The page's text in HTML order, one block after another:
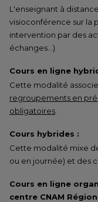
L'enseignant à
visioconférence sur la
intervention par des
échanges…)
Cours en ligne
Cette modalité
regroupements en
obligatoires
Cours hybrides :
Cette modalité mixe
ou en journée) et des
Cours en ligne
centre CNAM